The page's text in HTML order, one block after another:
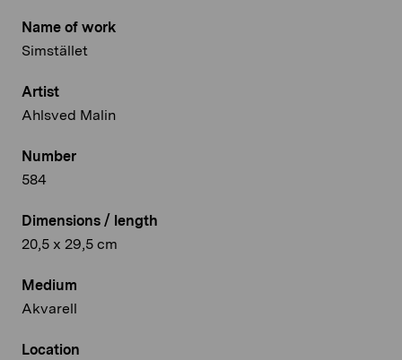
Name of work
Simstället
Artist
Ahlsved Malin
Number
584
Dimensions / length
20,5 x 29,5 cm
Medium
Akvarell
Location